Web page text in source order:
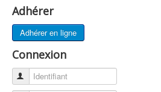
Devenir médecin aéronautique
Sécurité des vols
ICAM Paris 2022
Adhérer
Adhérer en ligne
Connexion
Identifiant